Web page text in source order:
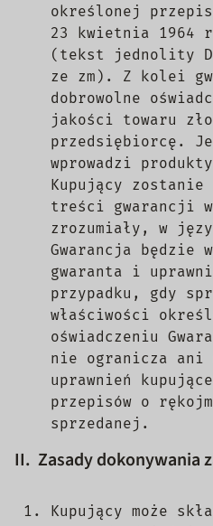
określonej
23 kwietnia 1964
(tekst jednolity
ze zm). Z kolei
dobrowolne
jakości towaru
przedsiębiorcę.
wprowadzi
Kupujący zostanie
treści gwarancji
zrozumiały, w
Gwarancja będzie
gwaranta i
przypadku, gdy
właściwości
oświadczeniu
nie ogranicza ani
uprawnień
przepisów o
sprzedanej.
II. Zasady dokonywania
Kupujący może